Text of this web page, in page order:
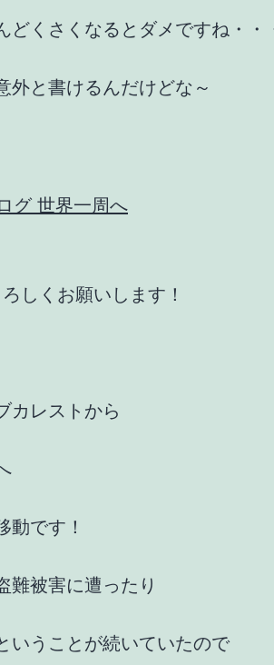
どくさくなるとダメですね・・
外と書けるんだけどな～
しくお願いします！
カレストから
動です！
難被害に遭ったり
いうことが続いていたので